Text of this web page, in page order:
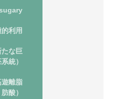
利用
な巨
統）
離脂
肪酸）